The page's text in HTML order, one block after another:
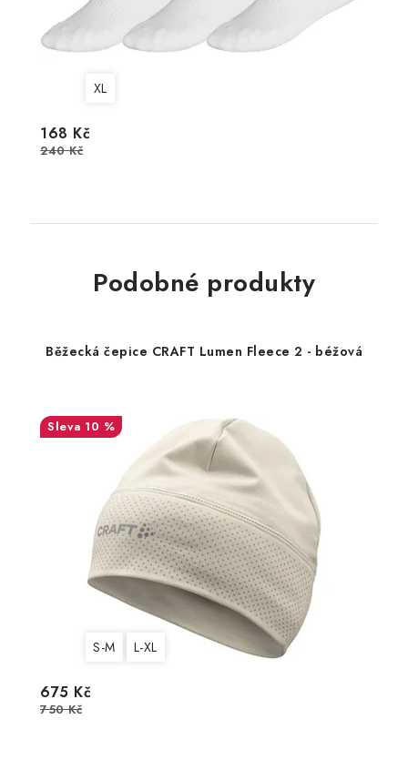
XL
168 Kč
240 Kč
Podobné produkty
Běžecká čepice CRAFT Lumen Fleece 2 - béžová
10 %
S-M L-XL
675 Kč
750 Kč